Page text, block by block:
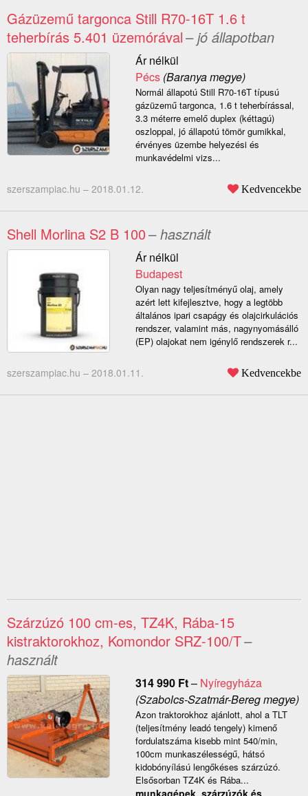
Gázüzemű targonca Still R70-16T 1.6 t
teherbírás 5.401 üzemórával– jó állapotban
Ár nélkül
Pécs(Baranya megye)
Normál állapotú Still R70-16T típusú
gázüzemű targonca, 1.6 t teherbírással,
3.3 méterre emelő duplex (kéttagú)
oszloppal, jó állapotú tömör gumikkal,
érvényes üzembe helyezési és
munkavédelmi vizs...
szerszampiac.hu – 2018.01.12. Kedvencekbe
Shell Morlina S2 B 100– használt
Ár nélkül
Budapest
Olyan nagy teljesítményű olaj, amely
azért lett kifejlesztve, hogy a legtöbb
általános ipari csapágy és olajcirkulációs
rendszer, valamint más, nagynyomásálló
(EP) olajokat nem igénylő rendszerek r...
szerszampiac.hu – 2018.01.11. Kedvencekbe
Szárzúzó 100 cm-es, TZ4K, Rába-15
kistraktorokhoz, Komondor SRZ-100/T–
használt
314 990 Ft– Nyíregyháza
(Szabolcs-Szatmár-Bereg megye)
Azon traktorokhoz ajánlott, ahol a TLT
(teljesítmény leadó tengely) kimenő
fordulatszáma kisebb mint 540/min,
100cm munkaszélességű, hátsó
kidobónyílású lengőkéses szárzúzó.
Elsősorban TZ4K és Rába...